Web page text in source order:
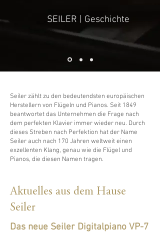
SEILER | Geschichte
Seiler zählt zu den bedeutendsten europäischen
Herstellern von Flügeln und Pianos. Seit 1849
beantwortet das Unternehmen die Frage nach
dem perfekten Klavier immer wieder neu. Durch
dieses Streben nach Perfektion hat der Name
Seiler auch nach 170 Jahren weltweit einen
exzellenten Klang, genau wie die Flügel und
Pianos, die diesen Namen tragen.
Aktuelles aus dem Hause
Seiler
Das neue Seiler Digitalpiano VP-7